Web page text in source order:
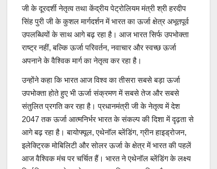
जी के दूरदर्शी नेतृत्व तथा केंद्रीय पेट्रोलियम मंत्री श्री हरदीप
सिंह पुरी जी के कुशल मार्गदर्शन में भारत का ऊर्जा क्षेत्र अभूतपूर्व
उपलब्धियों के साथ आगे बढ़ रहा है। आज भारत सिर्फ उपभोक्ता
राष्ट्र नहीं, बल्कि ऊर्जा परिवर्तन, नवाचार और स्वच्छ ऊर्जा
अपनाने के वैश्विक मार्ग का नेतृत्व कर रहा है।
उन्होंने कहा कि भारत आज विश्व का तीसरा सबसे बड़ा ऊर्जा
उपभोक्ता होते हुए भी ऊर्जा संक्रमण में सबसे तेज और सबसे
संतुलित प्रगति कर रहा है। प्रधानमंत्री जी के नेतृत्व में देश
2047 तक ऊर्जा आत्मनिर्भर भारत के संकल्प की दिशा में दृढ़ता से
आगे बढ़ रहा है। बायोफ्यूल, एथेनॉल ब्लेंडिंग, ग्रीन हाइड्रोजन,
इलेक्ट्रिक मोबिलिटी और सोलर ऊर्जा के क्षेत्र में भारत की पहलें
आज वैश्विक मंच पर चर्चित हैं। भारत ने एथेनॉल ब्लेंडिंग के लक्ष्य